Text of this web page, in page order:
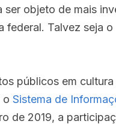
objeto de mais
Talvez seja
públicos em
o Sistema de
de 2019, a